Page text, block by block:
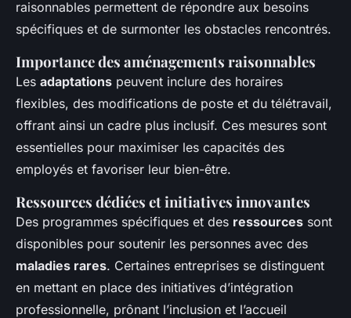
raisonnables permettent de répondre aux besoins
spécifiques et de surmonter les obstacles rencontrés.
Importance des aménagements raisonnables
Les adaptations peuvent inclure des horaires
flexibles, des modifications de poste et du télétravail,
offrant ainsi un cadre plus inclusif. Ces mesures sont
essentielles pour maximiser les capacités des
employés et favoriser leur bien-être.
Ressources dédiées et initiatives innovantes
Des programmes spécifiques et des ressources sont
disponibles pour soutenir les personnes avec des
maladies rares. Certaines entreprises se distinguent
en mettant en place des initiatives d’intégration
professionnelle, prônant l’inclusion et l’accueil